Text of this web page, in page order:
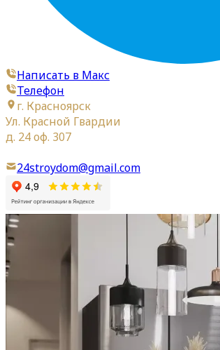
Написать в Макс
Телефон
г. Красноярск
Ул. Красной Гвардии
д. 24 оф. 307
24stroydom@gmail.com